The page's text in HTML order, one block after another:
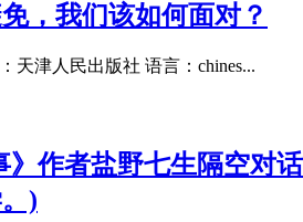
，我们该如何面对？
天津人民出版社 语言：chines...
作者盐野七生隔空对
)